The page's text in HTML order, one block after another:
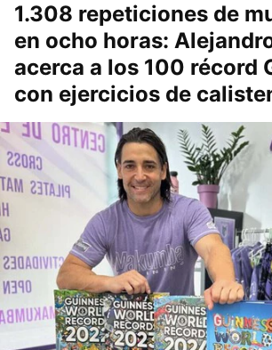
1.308 repeticiones de
en ocho horas:
acerca a los 100 récord
con ejercicios de